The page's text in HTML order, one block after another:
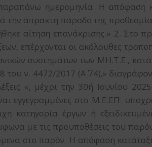
ημερομηνία. Η απόφαση
την άπρακτη πάροδο της
αίτηση επανάκρισης.» 2. Στο
επέρχονται οι ακόλουθες
συστημάτων των ΜΗ.Τ.Ε.,
ν. 4472/2017 (Α΄ 74),»
«, μέχρι την 30ή Ιουνίου
εγγεγραμμένες στο Μ.Ε.ΕΠ.
κατηγορία έργων ή
με τις προϋποθέσεις του
στο παρόν. Η απόφαση